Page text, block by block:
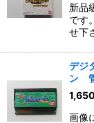
新品
です
せ下
デジ
ン
1,650
画像